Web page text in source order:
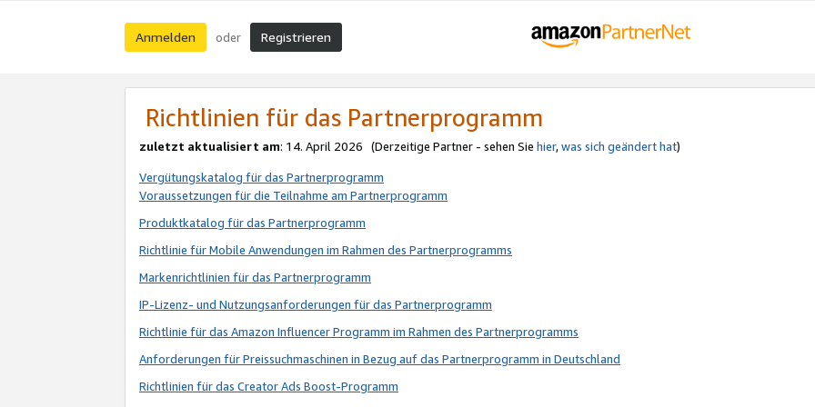
Anmelden oder Registrieren
Richtlinien für das Partnerprogramm
zuletzt aktualisiert am: 14. April 2026 (Derzeitige Partner - sehen Sie hier,was sich geändert hat)
Vergütungskatalog für das Partnerprogramm
Voraussetzungen für die Teilnahme am Partnerprogramm
Produktkatalog für das Partnerprogramm
Richtlinie für Mobile Anwendungen im Rahmen des Partnerprogramms
Markenrichtlinien für das Partnerprogramm
IP-Lizenz- und Nutzungsanforderungen für das Partnerprogramm
Richtlinie für das Amazon Influencer Programm im Rahmen des Partnerprogramms
Anforderungen für Preissuchmaschinen in Bezug auf das Partnerprogramm in Deutschland
Richtlinien für das Creator Ads Boost-Programm